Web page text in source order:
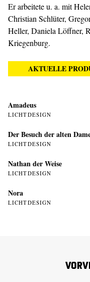
Er arbeitete u. a. mit
Christian Schlüter,
Heller, Daniela Löffner,
Kriegenburg.
AKTUELLE
Amadeus
LICHTDESIGN
Der Besuch der alten
LICHTDESIGN
Nathan der Weise
LICHTDESIGN
Nora
LICHTDESIGN